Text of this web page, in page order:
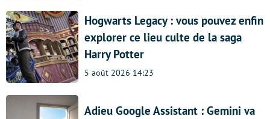
Hogwarts Legacy : vous pouvez enfin
explorer ce lieu culte de la saga
Harry Potter
5 août 2026 14:23
Adieu Google Assistant : Gemini va